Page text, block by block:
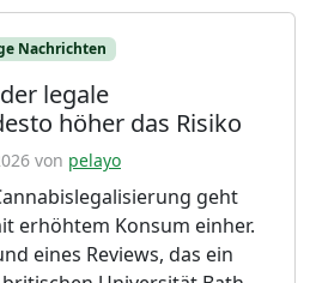
Nachrichten
legale
höher das Risiko
von pelayo
geht
erhöhtem Konsum einher.
eines Reviews, das ein